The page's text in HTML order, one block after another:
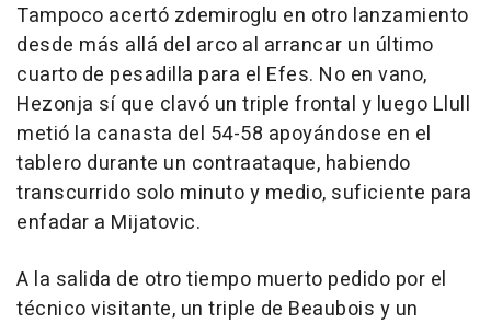
Tampoco acertó zdemiroglu en otro lanzamiento
desde más allá del arco al arrancar un último
cuarto de pesadilla para el Efes. No en vano,
Hezonja sí que clavó un triple frontal y luego Llull
metió la canasta del 54-58 apoyándose en el
tablero durante un contraataque, habiendo
transcurrido solo minuto y medio, suficiente para
enfadar a Mijatovic.
A la salida de otro tiempo muerto pedido por el
técnico visitante, un triple de Beaubois y un